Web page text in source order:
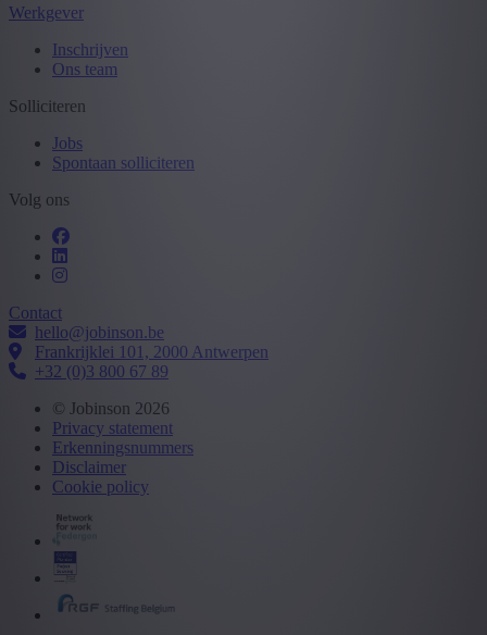
Werkgever
Inschrijven
Ons team
Solliciteren
Jobs
Spontaan solliciteren
Volg ons
Contact
hello@jobinson.be
Frankrijklei 101, 2000 Antwerpen
+32 (0)3 800 67 89
© Jobinson 2026
Privacy statement
Erkenningsnummers
Disclaimer
Cookie policy